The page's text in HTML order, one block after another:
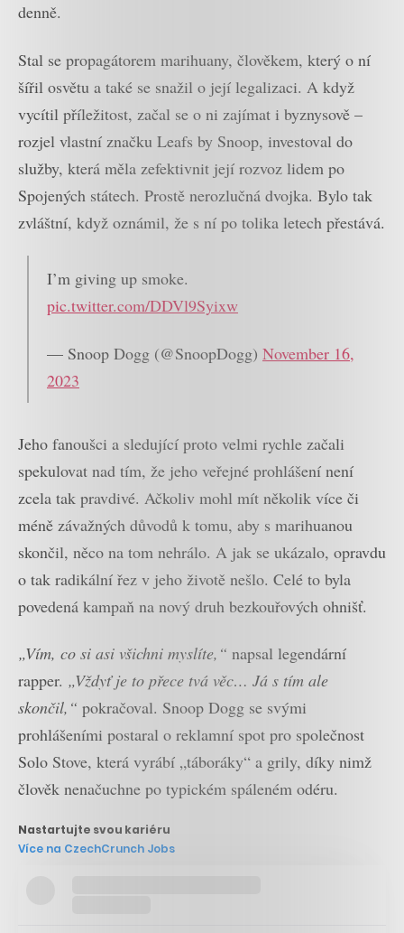
denně.
Stal se propagátorem marihuany, člověkem, který o ní
šířil osvětu a také se snažil o její legalizaci. A když
vycítil příležitost, začal se o ni zajímat i byznysově –
rozjel vlastní značku Leafs by Snoop, investoval do
služby, která měla zefektivnit její rozvoz lidem po
Spojených státech. Prostě nerozlučná dvojka. Bylo tak
zvláštní, když oznámil, že s ní po tolika letech přestává.
I’m giving up smoke.
pic.twitter.com/DDVl9Syixw
— Snoop Dogg (@SnoopDogg) November 16,
2023
Jeho fanoušci a sledující proto velmi rychle začali
spekulovat nad tím, že jeho veřejné prohlášení není
zcela tak pravdivé. Ačkoliv mohl mít několik více či
méně závažných důvodů k tomu, aby s marihuanou
skončil, něco na tom nehrálo. A jak se ukázalo, opravdu
o tak radikální řez v jeho životě nešlo. Celé to byla
povedená kampaň na nový druh bezkouřových ohnišť.
„Vím, co si asi všichni myslíte,“ napsal legendární
rapper. „Vždyť je to přece tvá věc… Já s tím ale
skončil,“ pokračoval. Snoop Dogg se svými
prohlášeními postaral o reklamní spot pro společnost
Solo Stove, která vyrábí „táboráky“ a grily, díky nimž
člověk nenačuchne po typickém spáleném odéru.
Nastartujte svou kariéru
Více na CzechCrunch Jobs